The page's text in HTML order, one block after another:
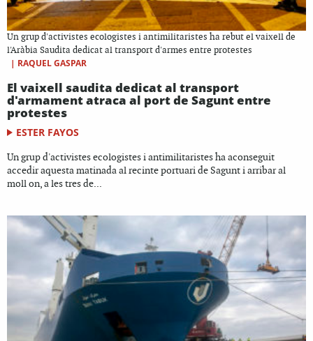
Un grup d'activistes ecologistes i antimilitaristes ha rebut el vaixell de
l'Aràbia Saudita dedicat al transport d'armes entre protestes
| RAQUEL GASPAR
El vaixell saudita dedicat al transport
d'armament atraca al port de Sagunt entre
protestes
ESTER FAYOS
Un grup d'activistes ecologistes i antimilitaristes ha aconseguit
accedir aquesta matinada al recinte portuari de Sagunt i arribar al
moll on, a les tres de...